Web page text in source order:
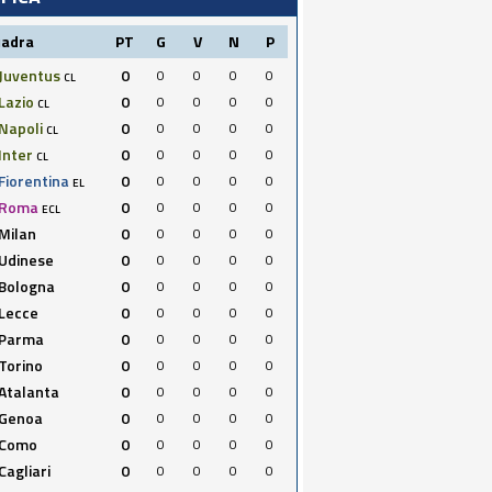
PT G V N P
Juventus CL 0 0 0 0
0
Lazio CL 0 0 0 0
0
Napoli CL 0 0 0 0
0
Inter CL 0 0 0 0
0
Fiorentina EL 0 0 0 0
0
Roma ECL 0 0 0 0
0
Milan 0 0 0 0
0
Udinese 0 0 0 0
0
Bologna 0 0 0 0
0
Lecce 0 0 0 0
0
Parma 0 0 0 0
0
Torino 0 0 0 0
0
0 0 0 0
0
Genoa 0 0 0 0
0
Como 0 0 0 0
0
Cagliari 0 0 0 0
0